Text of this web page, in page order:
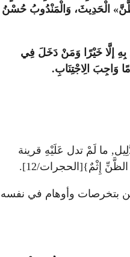
الْحَدِيثَ، وَالْمَنْدُوبُ حُسْنُ
إلَّا خَيْرًا وَمَنْ دَخَلَ فِي
وَاجِبَ الِاجْتِنَابِ.
12]. وَهُوَ الَّذِي قام عَلَيْهِ الدَّلِيل, ما لَمْ تدل عَلَيْهِ قرينة
إِثْمٌ}[الحجرات/12].
بتخرصات وأوهام في نفسه